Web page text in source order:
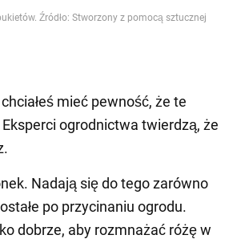
Źródło: Stworzony z pomocą sztucznej
mieć pewność, że te
ogrodnictwa twierdzą, że
Nadają się do tego zarówno
po przycinaniu ogrodu.
dobrze, aby rozmnażać różę w